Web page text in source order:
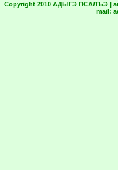
Copyright 2010 АДЫГЭ ПСАЛЪЭ |
mail: